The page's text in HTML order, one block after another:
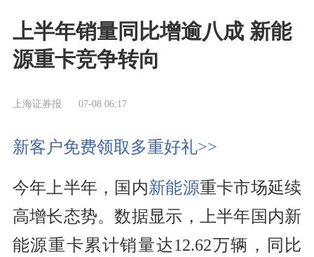
上半年销量同比增逾八成 新能
源重卡竞争转向
上海证券报 07-08 06:17
新客户免费领取多重好礼>>
今年上半年，国内新能源重卡市场延续
高增长态势。数据显示，上半年国内新
能源重卡累计销量达12.62万辆，同比